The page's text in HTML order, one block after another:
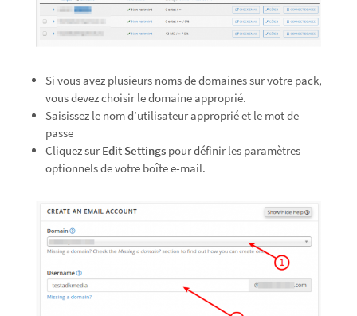
Si vous avez plusieurs noms de domaines sur votre pack,
vous devez choisir le domaine approprié.
Saisissez le nom d’utilisateur approprié et le mot de
passe
Cliquez sur Edit Settings pour définir les paramètres
optionnels de votre boîte e-mail.